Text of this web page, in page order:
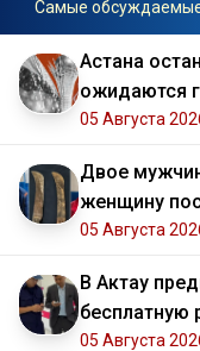
Самые
Астана
ожидаются
05 Августа
Двое
женщину
05 Августа
В Актау
бесплатную
05 Августа